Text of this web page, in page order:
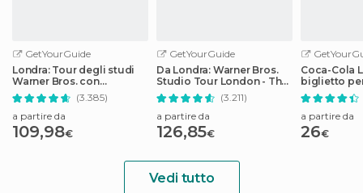
GetYourGuide
Londra: Tour degli studi
Warner Bros. con
trasferimenti(3.385)
a partire da
109,98€
GetYourGuide
Da Londra: Warner Bros.
Studio Tour London - The
Making of Harry Potter
(3.211)
a partire da
126,85€
Coca-Cola
biglietto
4D
a partire da
26€
Vedi tutto